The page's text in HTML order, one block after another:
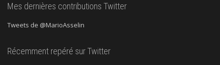
Mes dernières contributions Twitter
Tweets de @MarioAsselin
Récemment repéré sur Twitter